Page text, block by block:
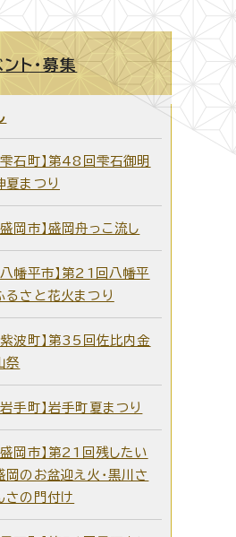
ント・募集
雫石町】第48回雫石御明
夏まつり
盛岡市】盛岡舟っこ流し
八幡平市】第21回八幡平
るさと花火まつり
紫波町】第35回佐比内金
祭
岩手町】岩手町夏まつり
盛岡市】第21回残したい
岡のお盆迎え火・黒川さ
さの門付け